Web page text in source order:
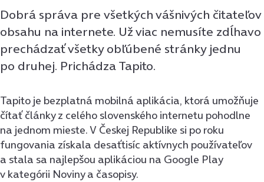
Dobrá správa pre všetkých vášnivých čitateľov
obsahu na internete. Už viac nemusíte zdĺhavo
prechádzať všetky obľúbené stránky jednu
po druhej. Prichádza Tapito.
Tapito je bezplatná mobilná aplikácia, ktorá umožňuje
čítať články z celého slovenského internetu pohodlne
na jednom mieste. V Českej Republike si po roku
fungovania získala desaťtisíc aktívnych používateľov
a stala sa najlepšou aplikáciou na Google Play
v kategórii Noviny a časopisy.